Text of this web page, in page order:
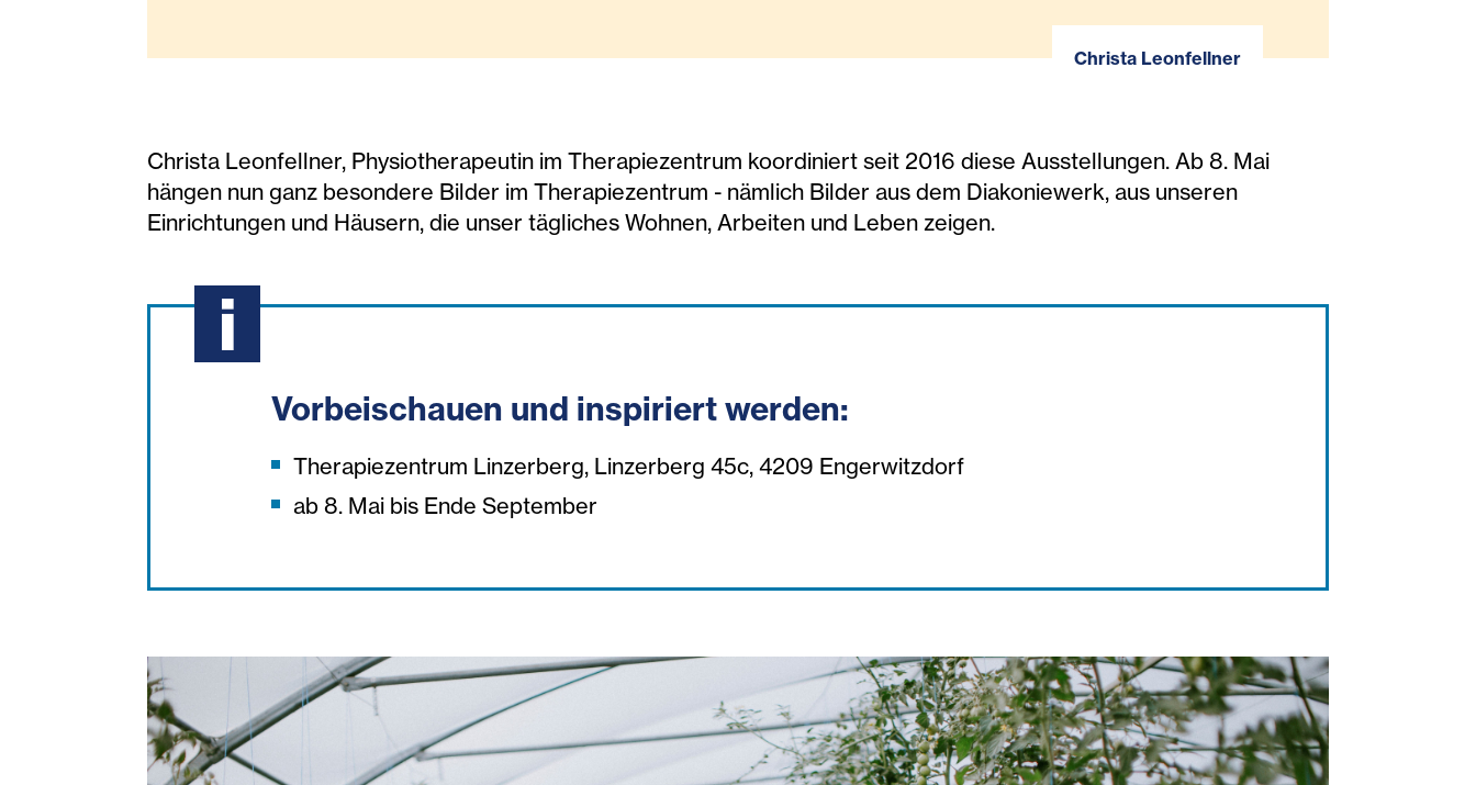
Christa Leonfellner
Christa Leonfellner, Physiotherapeutin im Therapiezentrum koordiniert seit 2016 diese Ausstellungen. Ab 8. Mai
hängen nun ganz besondere Bilder im Therapiezentrum - nämlich Bilder aus dem Diakoniewerk, aus unseren
Einrichtungen und Häusern, die unser tägliches Wohnen, Arbeiten und Leben zeigen.
Vorbeischauen und inspiriert werden:
Therapiezentrum Linzerberg, Linzerberg 45c, 4209 Engerwitzdorf
ab 8. Mai bis Ende September